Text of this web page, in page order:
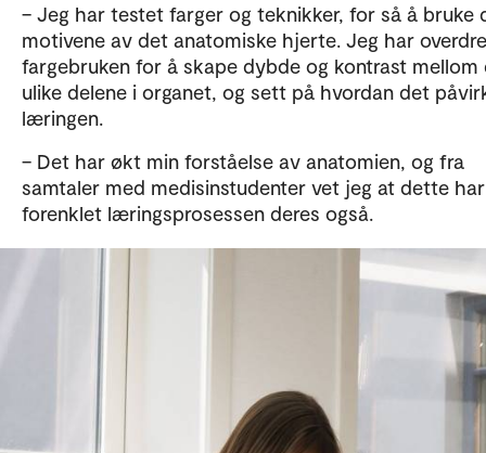
– Jeg har testet farger og teknikker, for så å bruke
motivene av det anatomiske hjerte. Jeg har
fargebruken for å skape dybde og kontrast mellom
ulike delene i organet, og sett på hvordan det
læringen.
– Det har økt min forståelse av anatomien, og fra
samtaler med medisinstudenter vet jeg at dette har
forenklet læringsprosessen deres også.